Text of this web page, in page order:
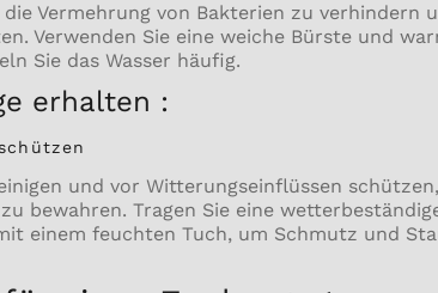
Vermehrung von Bakterien zu verhindern
Verwenden Sie eine weiche Bürste und
Sie das Wasser häufig.
erhalten :
und vor Witterungseinflüssen
bewahren. Tragen Sie eine
einem feuchten Tuch, um Schmutz und